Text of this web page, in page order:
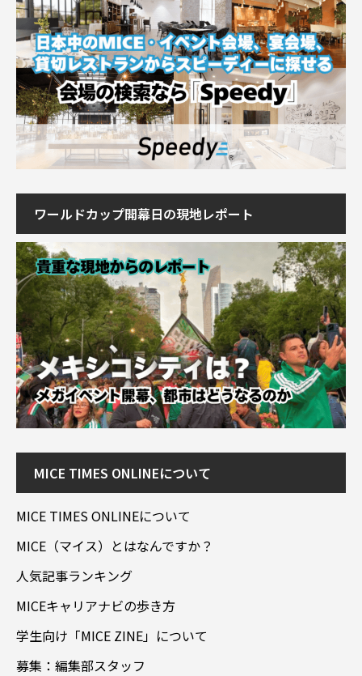
ワールドカップ開幕日の現地レポート
MICE TIMES ONLINEについて
MICE TIMES ONLINEについて
MICE（マイス）とはなんですか？
人気記事ランキング
MICEキャリアナビの歩き方
学生向け「MICE ZINE」について
募集：編集部スタッフ